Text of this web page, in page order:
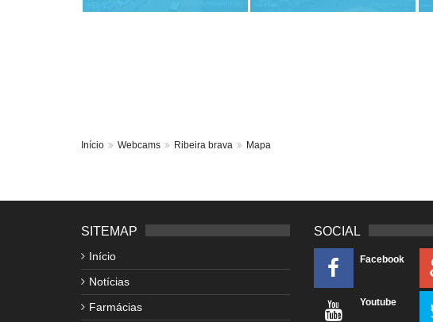
Início Webcams Ribeira brava Mapa
SITEMAP
Início
Notícias
Farmácias
SOCIAL
Facebook
Youtube